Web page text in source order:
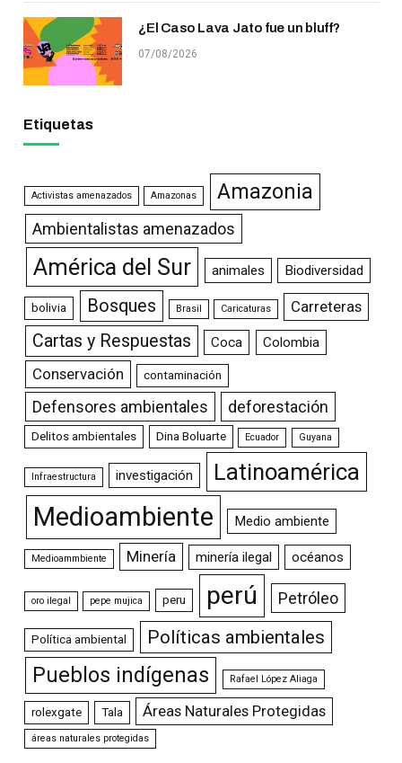
¿El Caso Lava Jato fue un bluff?
07/08/2026
Etiquetas
Activistas amenazados Amazonas Amazonia
Ambientalistas amenazados
América del Sur animales Biodiversidad
bolivia Bosques Brasil Caricaturas Carreteras
Cartas y Respuestas Coca Colombia
Conservación contaminación
Defensores ambientales deforestación
Delitos ambientales Dina Boluarte Ecuador Guyana
Infraestructura investigación Latinoamérica
Medioambiente Medio ambiente
Medioammbiente Minería minería ilegal océanos
oro ilegal pepe mujica peru perú Petróleo
Política ambiental Políticas ambientales
Pueblos indígenas Rafael López Aliaga
rolexgate Tala Áreas Naturales Protegidas
áreas naturales protegidas